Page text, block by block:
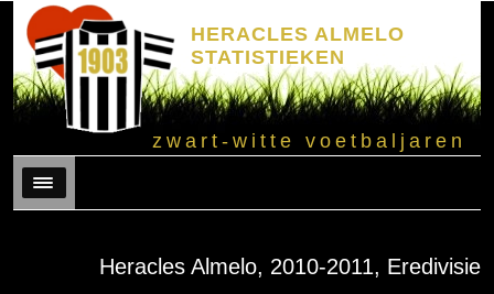
HERACLES ALMELO
STATISTIEKEN
zwart-witte voetbaljaren
Menu
Heracles Almelo, 2010-2011, Eredivisie